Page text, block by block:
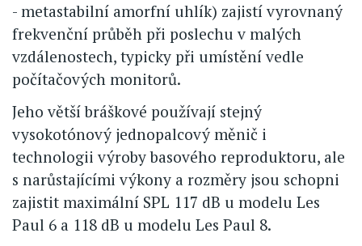
- metastabilní amorfní uhlík) zajistí vyrovnaný
frekvenční průběh při poslechu v malých
vzdálenostech, typicky při umístění vedle
počítačových monitorů.
Jeho větší bráškové používají stejný
vysokotónový jednopalcový měnič i
technologii výroby basového reproduktoru, ale
s narůstajícími výkony a rozměry jsou schopni
zajistit maximální SPL 117 dB u modelu Les
Paul 6 a 118 dB u modelu Les Paul 8.